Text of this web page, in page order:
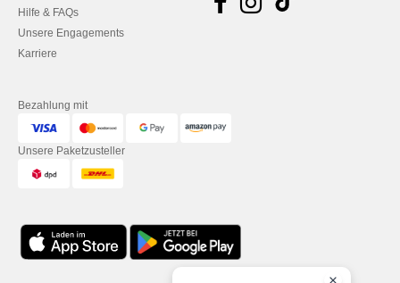
Hilfe & FAQs
Unsere Engagements
Karriere
Bezahlung mit
Unsere Paketzusteller